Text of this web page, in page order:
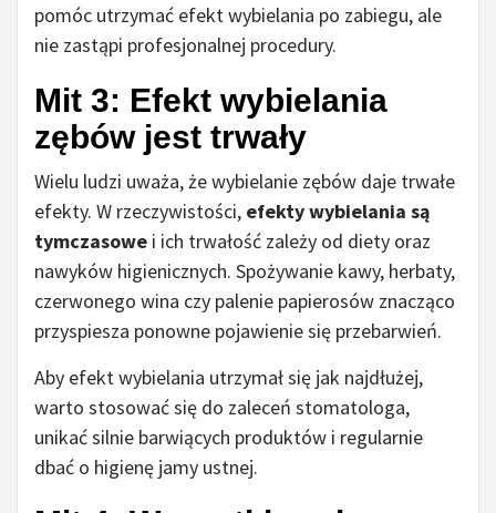
pomóc utrzymać efekt wybielania po zabiegu, ale
nie zastąpi profesjonalnej procedury.
Mit 3: Efekt wybielania
zębów jest trwały
Wielu ludzi uważa, że wybielanie zębów daje trwałe
efekty. W rzeczywistości, efekty wybielania są
tymczasowe i ich trwałość zależy od diety oraz
nawyków higienicznych. Spożywanie kawy, herbaty,
czerwonego wina czy palenie papierosów znacząco
przyspiesza ponowne pojawienie się przebarwień.
Aby efekt wybielania utrzymał się jak najdłużej,
warto stosować się do zaleceń stomatologa,
unikać silnie barwiących produktów i regularnie
dbać o higienę jamy ustnej.